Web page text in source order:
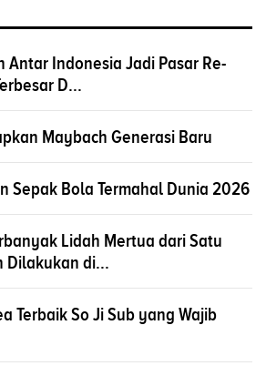
Antar Indonesia Jadi Pasar Re-
D...
Maybach Generasi Baru
Sepak Bola Termahal Dunia 2026
Lidah Mertua dari Satu
Dilakukan di...
Terbaik So Ji Sub yang Wajib